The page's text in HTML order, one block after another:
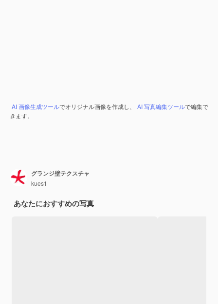
AI 画像生成ツールでオリジナル画像を作成し、 AI 写真編集ツールで編集で
きます。
グランジ壁テクスチャ
kues1
あなたにおすすめの写真